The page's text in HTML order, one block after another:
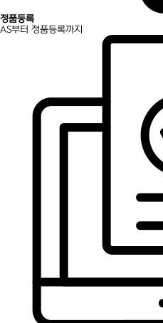
정품등록
AS부터 정품등록까지